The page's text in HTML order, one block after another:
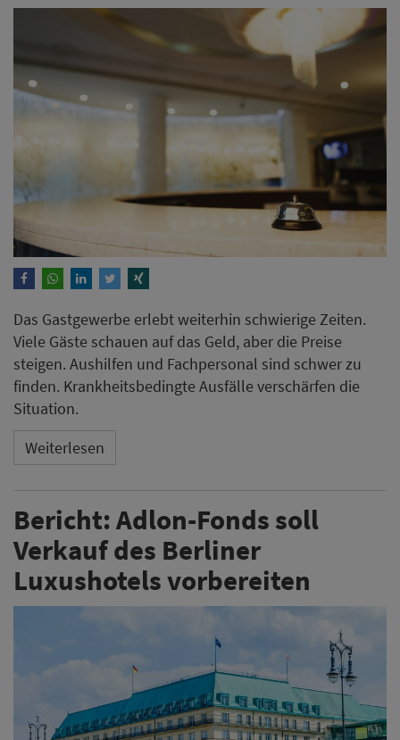
Das Gastgewerbe erlebt weiterhin schwierige Zeiten.
Viele Gäste schauen auf das Geld, aber die Preise
steigen. Aushilfen und Fachpersonal sind schwer zu
finden. Krankheitsbedingte Ausfälle verschärfen die
Situation.
Weiterlesen
Bericht: Adlon-Fonds soll
Verkauf des Berliner
Luxushotels vorbereiten